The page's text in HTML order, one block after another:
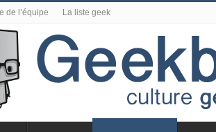
de l’équipe La liste geek